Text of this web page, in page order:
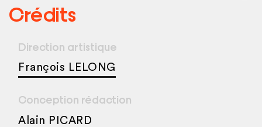
Crédits
Direction artistique
François LELONG
Conception rédaction
Alain PICARD